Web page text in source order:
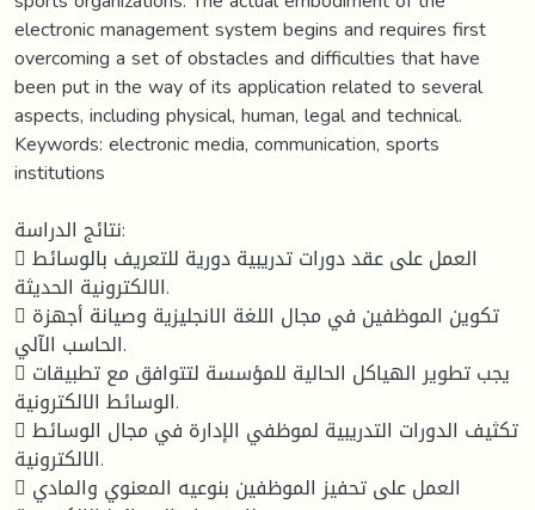
electronic management system begins and requires first
overcoming a set of obstacles and difficulties that have
been put in the way of its application related to several
aspects, including physical, human, legal and technical.
Keywords: electronic media, communication, sports
institutions
نتائج الدراسة:
 العمل على عقد دورات تدريبية دورية للتعريف بالوسائط
الالكترونية الحديثة.
 تكوين الموظفين في مجال اللغة الانجليزية وصيانة أجهزة
الحاسب الآلي.
 يجب تطوير الهياكل الحالية للمؤسسة لتتوافق مع تطبيقات
الوسائط الالكترونية.
 تكثيف الدورات التدريبية لموظفي الإدارة في مجال الوسائط
الالكترونية.
 العمل على تحفيز الموظفين بنوعيه المعنوي والمادي